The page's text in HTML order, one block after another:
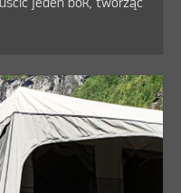
jeden bok, tworząc